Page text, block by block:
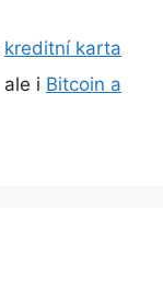
kreditní karta
i Bitcoin a